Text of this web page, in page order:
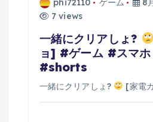
phi72110 ゲーム
8
7 views
一緒にクリアしょ?
ョ] #ゲーム #スマ
#shorts
一緒にクリアしょ? [家電